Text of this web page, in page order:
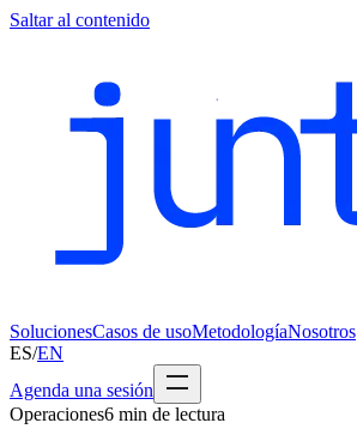
Saltar al contenido
SolucionesCasos de usoMetodologíaNosotros
ES/EN
Agenda una sesión
Operaciones6 min de lectura